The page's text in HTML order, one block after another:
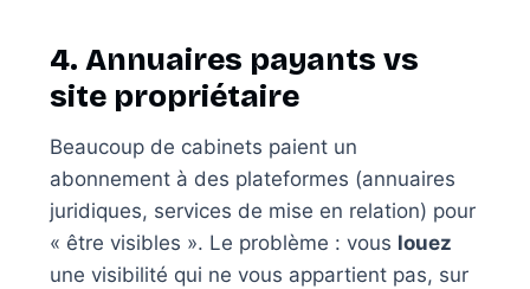
4. Annuaires payants vs
site propriétaire
Beaucoup de cabinets paient un
abonnement à des plateformes (annuaires
juridiques, services de mise en relation) pour
« être visibles ». Le problème : vous louez
une visibilité qui ne vous appartient pas, sur